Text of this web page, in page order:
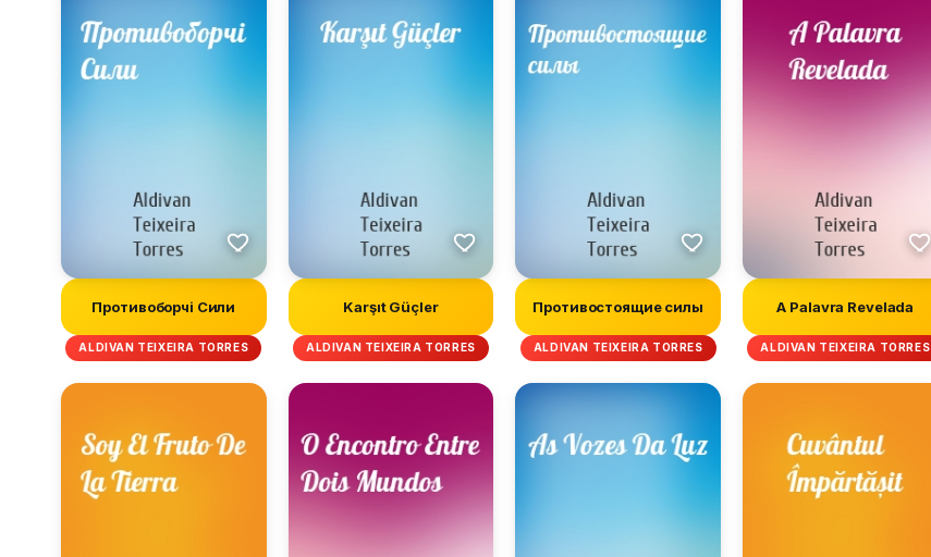
Противоборчi Сили
ALDIVAN TEIXEIRA TORRES
Karşıt Güçler
ALDIVAN TEIXEIRA TORRES
Противостоящие силы
ALDIVAN TEIXEIRA TORRES
A Palavra Revelada
ALDIVAN TEIXEIRA TORRES